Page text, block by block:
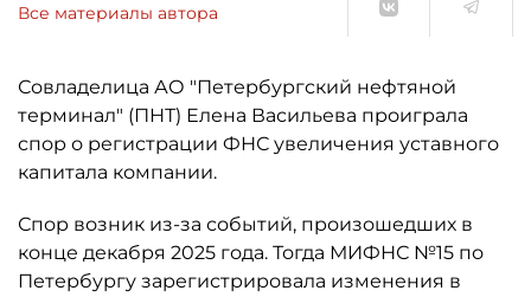
Все материалы автора
Совладелица АО "Петербургский нефтяной
терминал" (ПНТ) Елена Васильева проиграла
спор о регистрации ФНС увеличения уставного
капитала компании.
Спор возник из-за событий, произошедших в
конце декабря 2025 года. Тогда МИФНС №15 по
Петербургу зарегистрировала изменения в